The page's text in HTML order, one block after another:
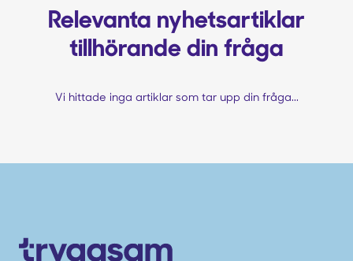
Relevanta nyhetsartiklar
tillhörande din fråga
Vi hittade inga artiklar som tar upp din fråga...